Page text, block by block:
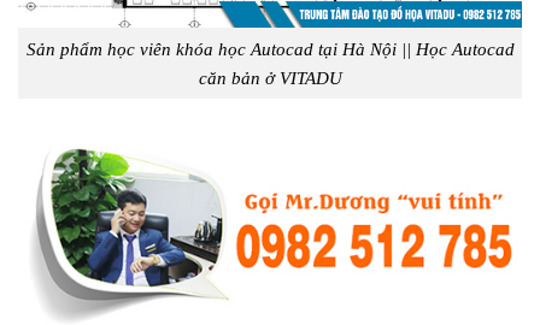
Sản phẩm học viên khóa học Autocad tại Hà Nội || Học Autocad
căn bản ở VITADU